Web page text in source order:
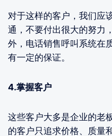
对于这样的客户，我们应
通，不要付出很大的努力
外，电话销售呼叫系统在
有一定的保证。
4.掌握客户
这些客户大多是企业的老
的客户只追求价格、质量